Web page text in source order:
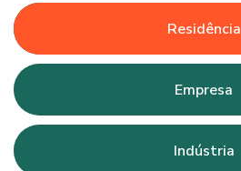
Residência
Empresa
Indústria